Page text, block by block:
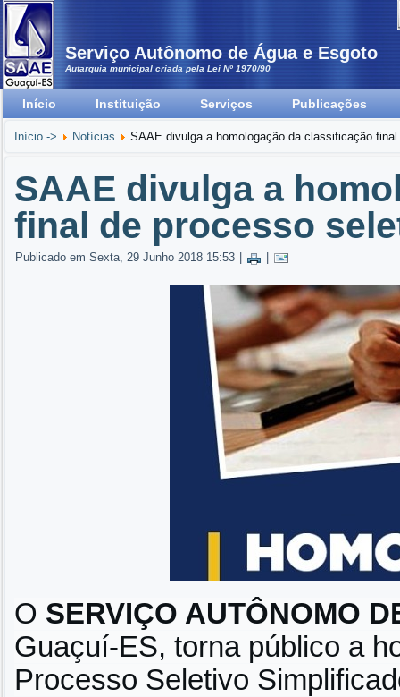
Serviço Autônomo de Água e Esgoto
Autarquia municipal criada pela Lei Nº 1970/90
Início Instituição Serviços Publicações
Início -> Notícias SAAE divulga a homologação da classificação
SAAE divulga a
final de processo
Publicado em Sexta, 29 Junho 2018 15:53
O SERVIÇO AUTÔNOMO
Guaçuí-ES, torna público a
Processo Seletivo